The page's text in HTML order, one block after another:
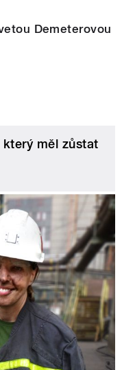
Demeterovou
který měl zůstat